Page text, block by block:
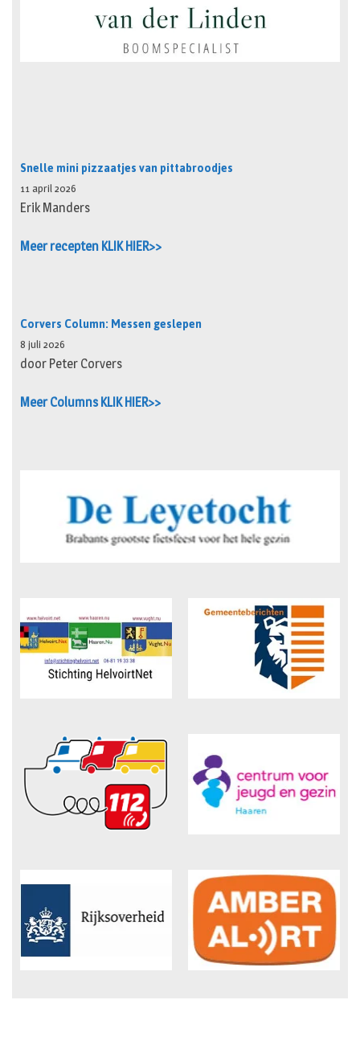
Snelle mini pizzaatjes van pittabroodjes
11 april 2026
Erik Manders
Meer recepten KLIK HIER>>
Corvers Column: Messen geslepen
8 juli 2026
door Peter Corvers
Meer Columns KLIK HIER>>